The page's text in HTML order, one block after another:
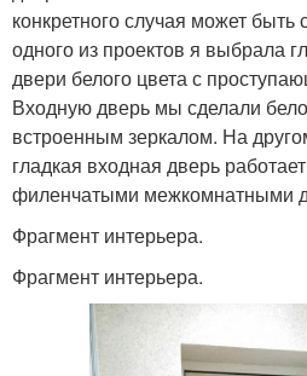
конкретного случая может быть
одного из проектов я выбрала
двери белого цвета с
Входную дверь мы сделали
встроенным зеркалом. На
гладкая входная дверь
филенчатыми межкомнатными
Фрагмент интерьера.
Фрагмент интерьера.